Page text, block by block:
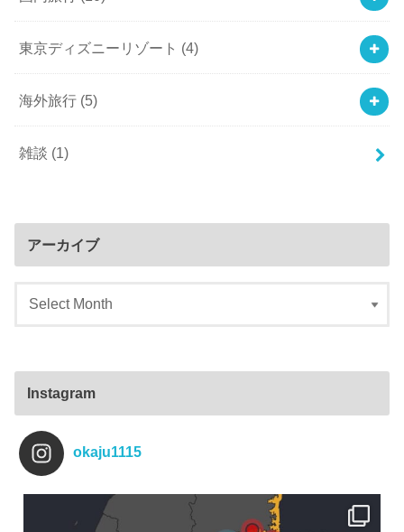
東京ディズニーリゾート (4)
海外旅行 (5)
雑談 (1)
アーカイブ
Instagram
okaju1115